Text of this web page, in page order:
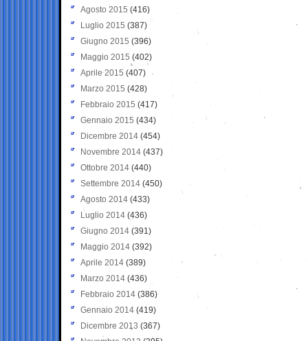
Agosto 2015 (416)
Luglio 2015 (387)
Giugno 2015 (396)
Maggio 2015 (402)
Aprile 2015 (407)
Marzo 2015 (428)
Febbraio 2015 (417)
Gennaio 2015 (434)
Dicembre 2014 (454)
Novembre 2014 (437)
Ottobre 2014 (440)
Settembre 2014 (450)
Agosto 2014 (433)
Luglio 2014 (436)
Giugno 2014 (391)
Maggio 2014 (392)
Aprile 2014 (389)
Marzo 2014 (436)
Febbraio 2014 (386)
Gennaio 2014 (419)
Dicembre 2013 (367)